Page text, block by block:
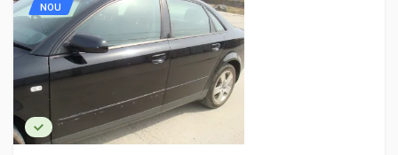
NOU